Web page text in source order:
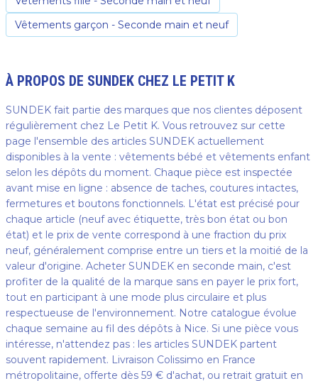
Vêtements garçon - Seconde main et neuf
À PROPOS DE SUNDEK CHEZ LE PETIT K
SUNDEK fait partie des marques que nos clientes déposent
régulièrement chez Le Petit K. Vous retrouvez sur cette
page l'ensemble des articles SUNDEK actuellement
disponibles à la vente : vêtements bébé et vêtements enfant
selon les dépôts du moment. Chaque pièce est inspectée
avant mise en ligne : absence de taches, coutures intactes,
fermetures et boutons fonctionnels. L'état est précisé pour
chaque article (neuf avec étiquette, très bon état ou bon
état) et le prix de vente correspond à une fraction du prix
neuf, généralement comprise entre un tiers et la moitié de la
valeur d'origine. Acheter SUNDEK en seconde main, c'est
profiter de la qualité de la marque sans en payer le prix fort,
tout en participant à une mode plus circulaire et plus
respectueuse de l'environnement. Notre catalogue évolue
chaque semaine au fil des dépôts à Nice. Si une pièce vous
intéresse, n'attendez pas : les articles SUNDEK partent
souvent rapidement. Livraison Colissimo en France
métropolitaine, offerte dès 59 € d'achat, ou retrait gratuit en